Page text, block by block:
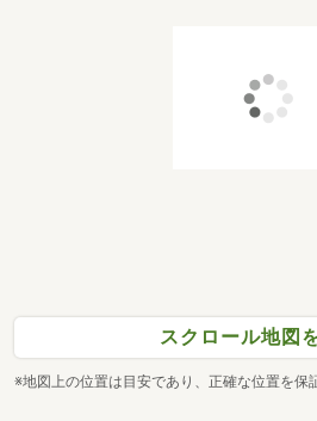
スクロール地図
※地図上の位置は目安であり、正確な位置を保